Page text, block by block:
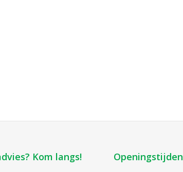
Kom langs! Openingstijden